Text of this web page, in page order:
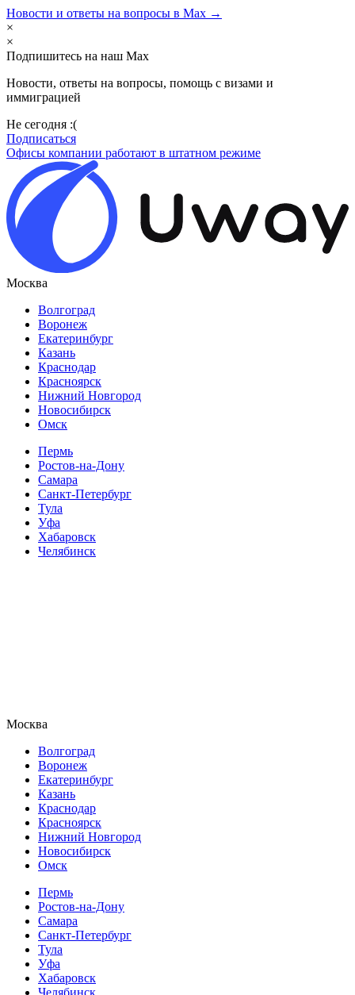
Новости и ответы на вопросы в Max →
×
×
Подпишитесь на наш Max
Новости, ответы на вопросы, помощь с визами и
иммиграцией
Не сегодня :(
Подписаться
Офисы компании работают в штатном режиме
Москва
Волгоград
Воронеж
Екатеринбург
Казань
Краснодар
Красноярск
Нижний Новгород
Новосибирск
Омск
Пермь
Ростов-на-Дону
Самара
Санкт-Петербург
Тула
Уфа
Хабаровск
Челябинск
Москва
Волгоград
Воронеж
Екатеринбург
Казань
Краснодар
Красноярск
Нижний Новгород
Новосибирск
Омск
Пермь
Ростов-на-Дону
Самара
Санкт-Петербург
Тула
Уфа
Хабаровск